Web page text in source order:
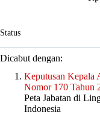
Status
Dicabut dengan:
Keputusan Kepala
Nomor 170 Tahun
Peta Jabatan di
Indonesia